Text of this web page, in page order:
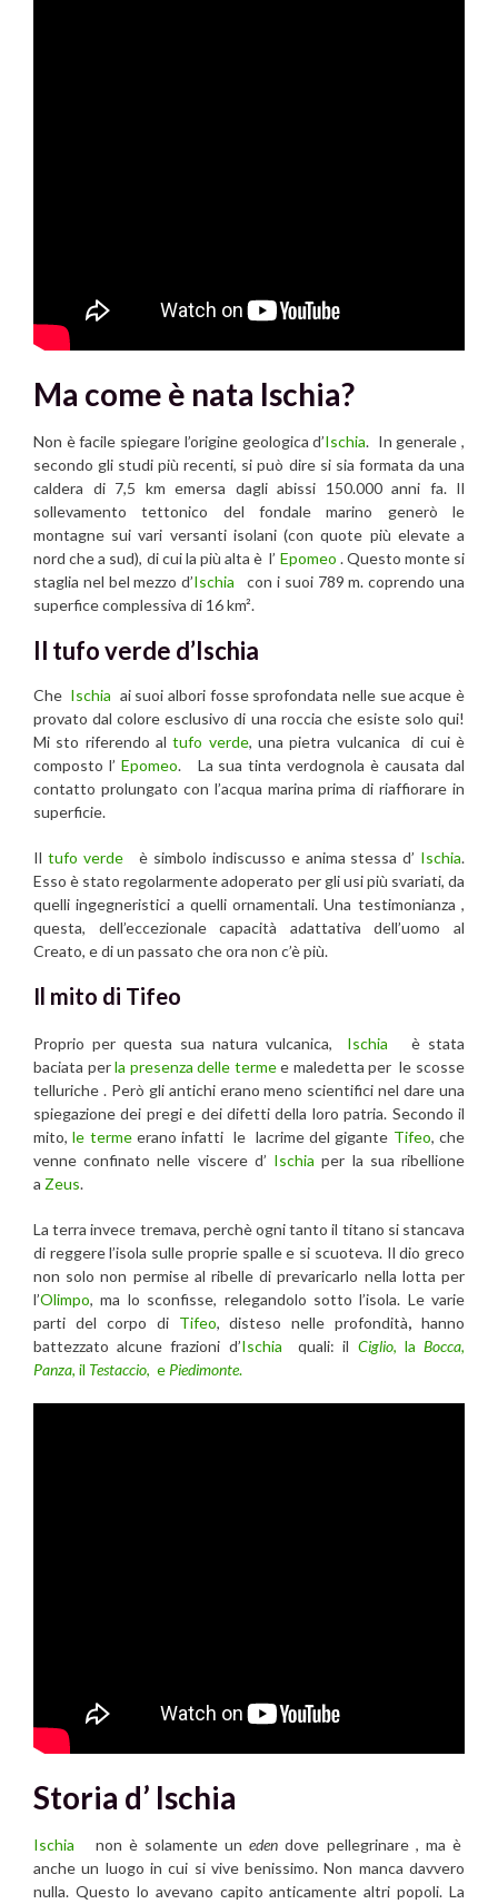
Ma come è nata Ischia?
Non è facile spiegare l’origine geologica d’Ischia. In generale ,
secondo gli studi più recenti, si può dire si sia formata da una
caldera di 7,5 km emersa dagli abissi 150.000 anni fa. Il
sollevamento tettonico del fondale marino generò le
montagne sui vari versanti isolani (con quote più elevate a
nord che a sud), di cui la più alta è l’ Epomeo . Questo monte si
staglia nel bel mezzo d’Ischia con i suoi 789 m. coprendo una
superfice complessiva di 16 km².
Il tufo verde d’Ischia
Che Ischia ai suoi albori fosse sprofondata nelle sue acque è
provato dal colore esclusivo di una roccia che esiste solo qui!
Mi sto riferendo altufo verde, una pietra vulcanica di cui è
composto l’ Epomeo. La sua tinta verdognola è causata dal
contatto prolungato con l’acqua marina prima di riaffiorare in
superficie.
Il tufo verdeè simbolo indiscusso e anima stessa d’ Ischia.
Esso è stato regolarmente adoperato per gli usi più svariati, da
quelli ingegneristici a quelli ornamentali. Una testimonianza ,
questa, dell’eccezionale capacità adattativa dell’uomo al
Creato, e di un passato che ora non c’è più.
Il mito di Tifeo
Proprio per questa sua natura vulcanica, Ischia
è stata
baciata perla presenza delle termee maledetta per le scosse
telluriche . Però gli antichi erano meno scientifici nel dare una
spiegazione dei pregi e dei difetti della loro patria. Secondo il
mito,le termeerano infatti le lacrime del gigante Tifeo, che
venne confinato nelle viscere d’ Ischia per la sua ribellione
a Zeus.
La terra invece tremava, perchè ogni tanto il titano si stancava
di reggere l’isola sulle proprie spalle e si scuoteva. Il dio greco
non solo non permise al ribelle di prevaricarlo nella lotta per
l’Olimpo, ma lo sconfisse, relegandolo sotto l’isola. Le varie
parti del corpo di Tifeo, disteso nelle profondità, hanno
battezzato alcune frazioni d’Ischia quali: il Ciglio, laBocca,
Panza, il Testaccio, e Piedimonte.
Storia d’ Ischia
Ischia non è solamente uneden dove pellegrinare , ma è
anche un luogo in cui si vive benissimo. Non manca davvero
nulla. Questo lo avevano capito anticamente altri popoli. La